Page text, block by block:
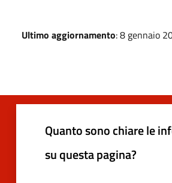
Ultimo aggiornamento: 8 gennaio
Quanto sono chiare le
su questa pagina?